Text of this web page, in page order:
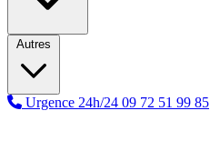
Autres
Urgence 24h/24 09 72 51 99 85